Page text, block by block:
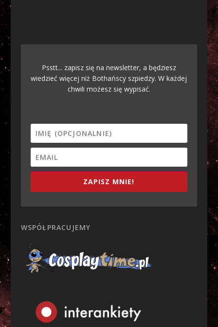
Psstt... zapisz się na newsletter, a będziesz
wiedzieć więcej niż Bothańscy szpiedzy. W każdej
chwili możesz się wypisać.
ZAPISZ MNIE!
WSPÓŁPRACUJEMY